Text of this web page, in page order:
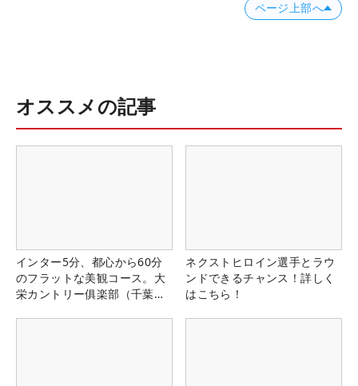
ページ上部へ
オススメの記事
インター5分、都心から60分
のフラットな美観コース。大
栄カントリー俱楽部（千葉
ネクストヒロイン選手とラウ
ンドできるチャンス！詳しく
はこちら！